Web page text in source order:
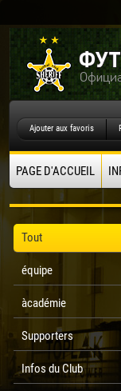
Ajouter aux favoris
PAGE D'ACCUEIL
Tout
équipe
àcadémie
Supporters
Infos du Club